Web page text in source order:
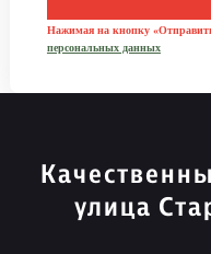
Нажимая на кнопку
персональных данных
улица